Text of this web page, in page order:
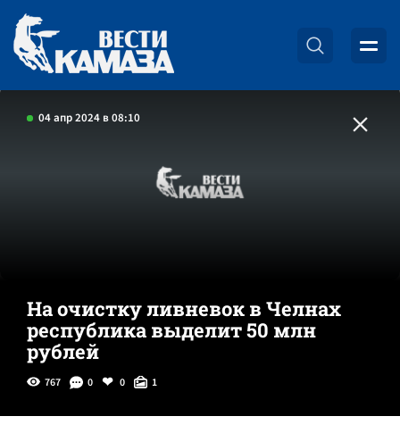
04 апр 2024 в 08:10
На очистку ливневок в Челнах
республика выделит 50 млн
рублей
767 0 0 1